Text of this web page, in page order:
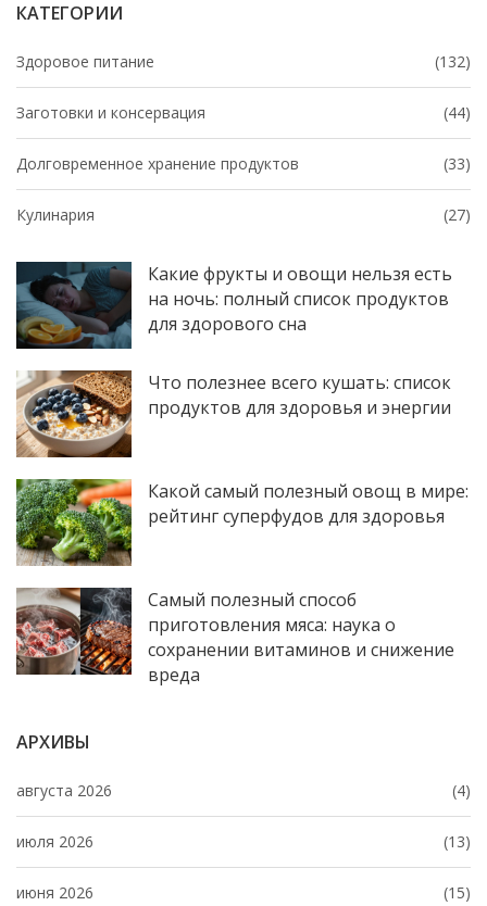
КАТЕГОРИИ
Здоровое питание (132)
Заготовки и консервация (44)
Долговременное хранение продуктов (33)
Кулинария (27)
Какие фрукты и овощи нельзя есть
на ночь: полный список продуктов
для здорового сна
Что полезнее всего кушать: список
продуктов для здоровья и энергии
Какой самый полезный овощ в мире:
рейтинг суперфудов для здоровья
Самый полезный способ
приготовления мяса: наука о
сохранении витаминов и снижение
вреда
АРХИВЫ
августа 2026 (4)
июля 2026 (13)
июня 2026 (15)